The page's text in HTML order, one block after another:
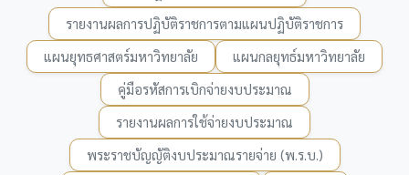
รายงานผลการปฏิบัติราชการตามแผนปฏิบัติราชการ
แผนยุทธศาสตร์มหาวิทยาลัย
แผนกลยุทธ์มหาวิทยาลัย
คู่มือรหัสการเบิกจ่ายงบประมาณ
รายงานผลการใช้จ่ายงบประมาณ
พระราชบัญญัติงบประมาณรายจ่าย (พ.ร.บ.)